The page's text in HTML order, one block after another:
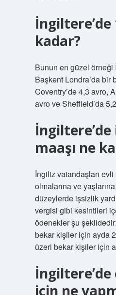
kadar?
Bunun en güzel örneği
Başkent Londra’da bir
Coventry’de 4,3 avro,
avro ve Sheffield’da
maaşı ne
İngiliz vatandaşları
olmalarına ve
düzeylerde işsizlik
vergisi gibi kesintileri
ödenekler şu
bekar kişiler için ayda
üzeri bekar kişiler için
İngiltere’de
için ne